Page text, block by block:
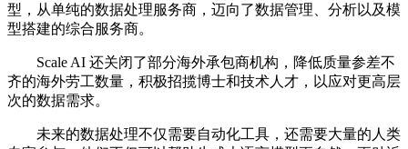
型，从单纯的数据处理服务商，迈向了数据管理、分析以及模
型搭建的综合服务商。
Scale AI 还关闭了部分海外承包商机构，降低质量参差不
齐的海外劳工数量，积极招揽博士和技术人才，以应对更高层
次的数据需求。
未来的数据处理不仅需要自动化工具，还需要大量的人类